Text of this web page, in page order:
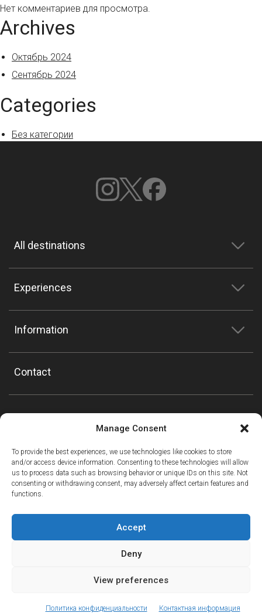
Manage Consent
To provide the best experiences, we use technologies like cookies to store
and/or access device information. Consenting to these technologies will allow
us to process data such as browsing behavior or unique IDs on this site. Not
consenting or withdrawing consent, may adversely affect certain features and
functions.
Accept
Deny
View preferences
Политика конфиденциальности Контактная информация
Нет комментариев для просмотра.
Archives
Октябрь 2024
Сентябрь 2024
Categories
Без категории
All destinations
Experiences
Information
Contact
© Copyright Mountain Drop-offs Ltd 2016-2024
The new European Entry/Exit System is now in place.